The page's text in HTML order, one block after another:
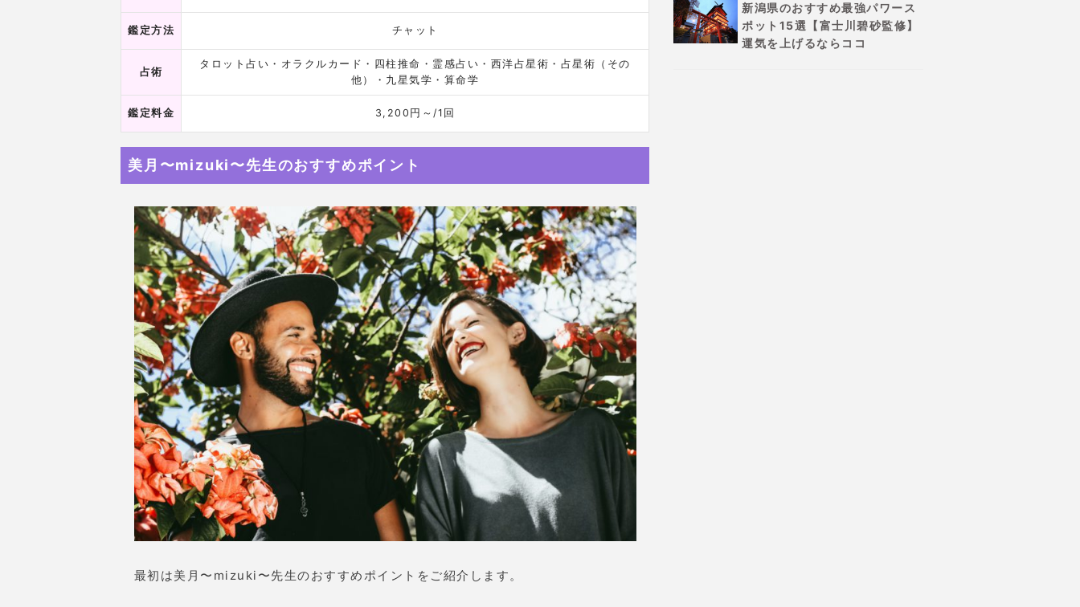
鑑定方法 チャット
占術
タロット占い・オラクルカード・四柱推命・霊感占い・西洋占星術・占星術（その
他）・九星気学・算命学
鑑定料金 3,200円～/1回
美月〜mizuki〜先生のおすすめポイント
最初は美月〜mizuki〜先生のおすすめポイントをご紹介します。
新潟県のおすすめ最強パワース
ポット15選【富士川碧砂監修】
運気を上げるならココ